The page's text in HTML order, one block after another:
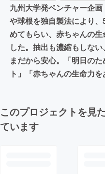
九州大学発ベンチャー企
や球根を独自製法により
めてもらい、赤ちゃんの
した。抽出も濃縮もしな
まだから安心。「明日の
ト」「赤ちゃんの生命力を
このプロジェクトを見
ています